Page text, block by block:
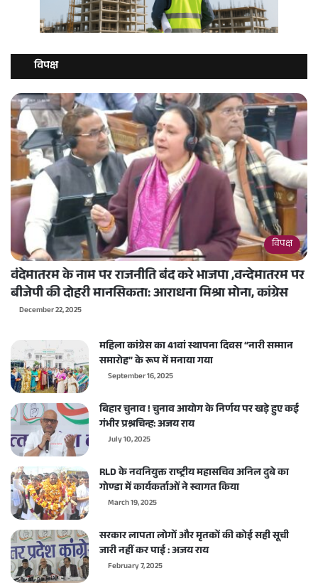
विपक्ष
विपक्ष
वंदेमातरम के नाम पर राजनीति बंद करे भाजपा ,वन्देमातरम पर
बीजेपी की दोहरी मानसिकता: आराधना मिश्रा मोना, कांग्रेस
December 22, 2025
महिला कांग्रेस का 41वां स्थापना दिवस “नारी सम्मान
समारोह” के रूप में मनाया गया
September 16, 2025
बिहार चुनाव ! चुनाव आयोग के निर्णय पर खड़े हुए कई
गंभीर प्रश्नचिन्ह: अजय राय
July 10, 2025
RLD के नवनियुक्त राष्ट्रीय महासचिव अनिल दुबे का
गोण्डा में कार्यकर्ताओं ने स्वागत किया
March 19, 2025
सरकार लापता लोगों और मृतकों की कोई सही सूची
जारी नहीं कर पाई : अजय राय
February 7, 2025